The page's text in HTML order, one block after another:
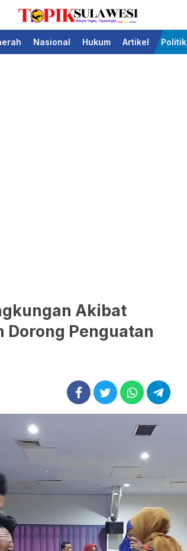
Topik Sulawesi
Bicara Tegas Terpercaya
Nasional Hukum Artikel Politik
Akibat
Penguatan